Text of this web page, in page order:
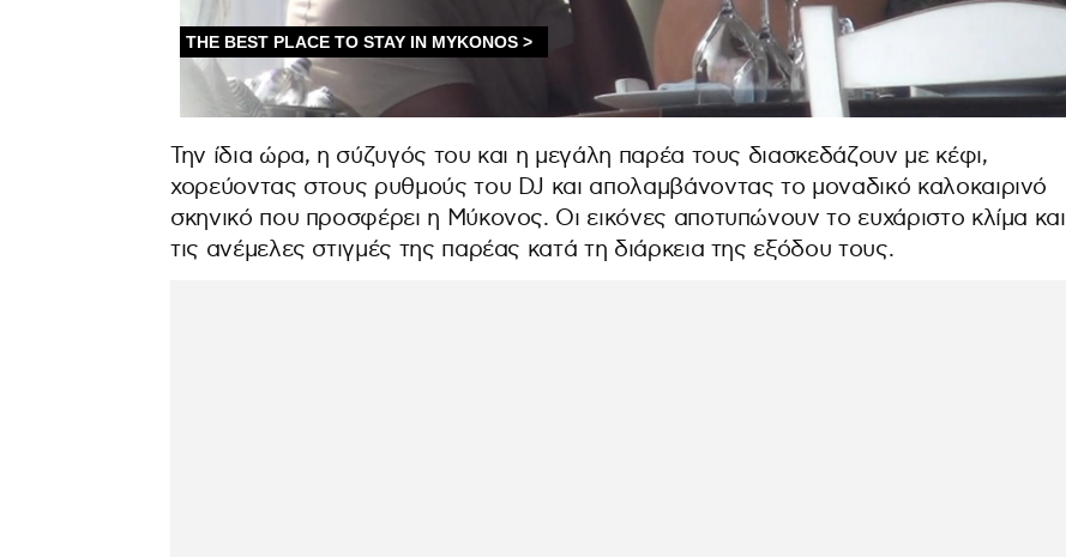
Την ίδια ώρα, η σύζυγός του και η μεγάλη παρέα τους διασκεδάζουν με κέφι,
χορεύοντας στους ρυθμούς του DJ και απολαμβάνοντας το μοναδικό καλοκαιρινό
σκηνικό που προσφέρει η Μύκονος. Οι εικόνες αποτυπώνουν το ευχάριστο κλίμα και
τις ανέμελες στιγμές της παρέας κατά τη διάρκεια της εξόδου τους.